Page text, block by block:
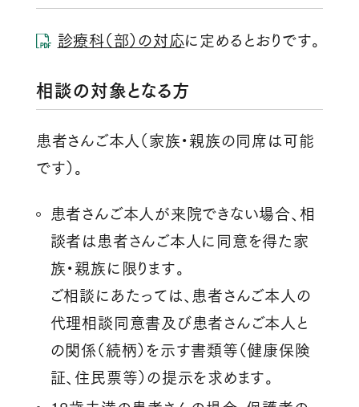
診療科（部）の対応に定めるとおりです。
相談の対象となる方
患者さんご本人（家族・親族の同席は可能
です）。
患者さんご本人が来院できない場合、相
談者は患者さんご本人に同意を得た家
族・親族に限ります。
ご相談にあたっては、患者さんご本人の
代理相談同意書及び患者さんご本人と
の関係（続柄）を示す書類等（健康保険
証、住民票等）の提示を求めます。